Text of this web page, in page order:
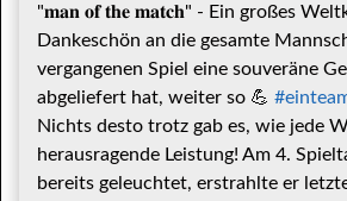
"𝐦𝐚𝐧 𝐨𝐟 𝐭𝐡𝐞 𝐦𝐚𝐭𝐜𝐡" - Ein großes
Dankeschön an die gesamte
vergangenen Spiel eine souveräne
abgeliefert hat, weiter so 💪
Nichts desto trotz gab es, wie jede
herausragende Leistung! Am 4.
bereits geleuchtet, erstrahlte er